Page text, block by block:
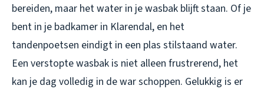
bereiden, maar het water in je wasbak blijft staan. Of je
bent in je badkamer in Klarendal, en het
tandenpoetsen eindigt in een plas stilstaand water.
Een verstopte wasbak is niet alleen frustrerend, het
kan je dag volledig in de war schoppen. Gelukkig is er